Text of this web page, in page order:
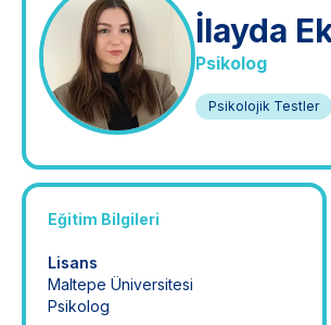
İlayda
Psikolog
Psikolojik Testler
Eğitim Bilgileri
Lisans
Maltepe Üniversitesi
Psikolog